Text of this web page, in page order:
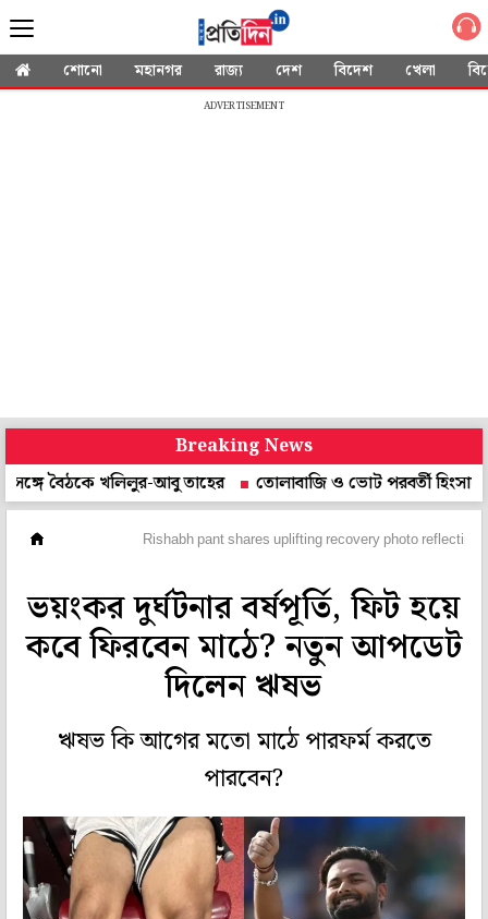
শোনো মহানগর রাজ্য দেশ বিদেশ খেলা
ADVERTISEMENT
Breaking News
খলিলুর-আবু তাহের
তোলাবাজি ও ভোট পরবর্তী হিংসায় নাম!
Rishabh pant shares uplifting recovery photo reflecting
ভয়ংকর দুর্ঘটনার বর্ষপূর্তি, ফিট হয়ে
কবে ফিরবেন মাঠে? নতুন আপডেট
দিলেন ঋষভ
ঋষভ কি আগের মতো মাঠে পারফর্ম করতে
পারবেন?